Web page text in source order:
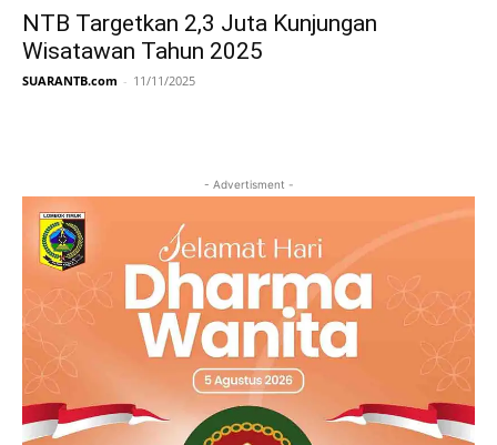
NTB Targetkan 2,3 Juta Kunjungan
Wisatawan Tahun 2025
SUARANTB.com - 11/11/2025
- Advertisment -